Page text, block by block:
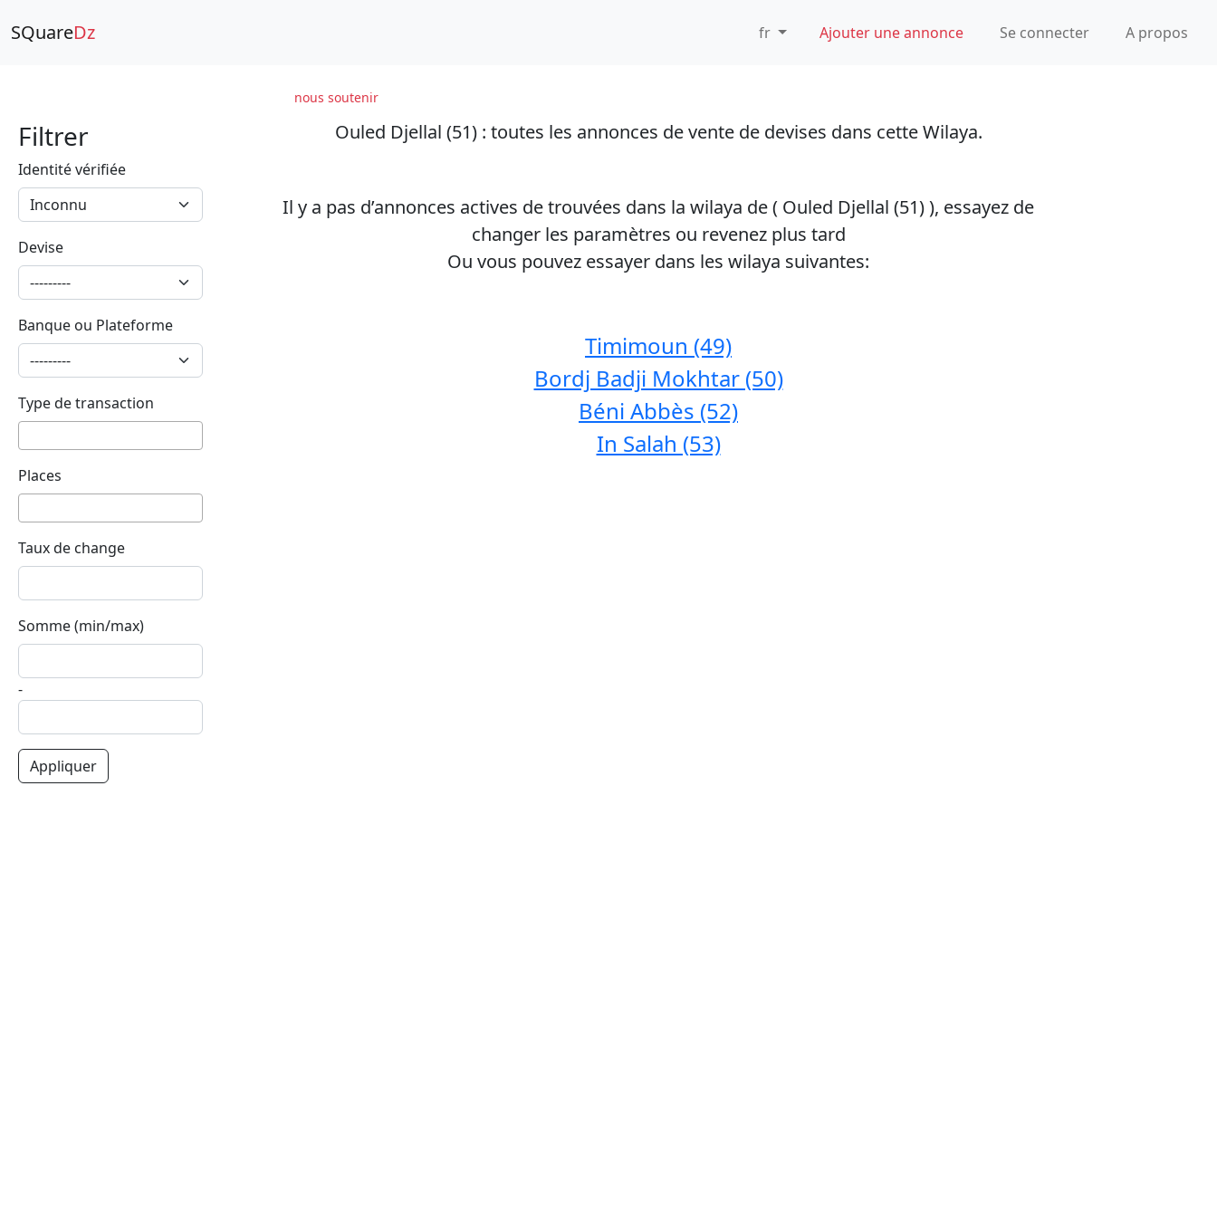
SQuareDz fr Ajouter une annonce Se connecter A propos
nous soutenir
Filtrer
Identité vérifiée
Devise
Banque ou Plateforme
Type de transaction
Places
Taux de change
Somme (min/max)
-
Ouled Djellal (51): toutes les annonces de vente de devises dans cette Wilaya.
Il y a pas d’annonces actives de trouvées dans la wilaya de ( Ouled Djellal (51)), essayez de
changer les paramètres ou revenez plus tard
Ou vous pouvez essayer dans les wilaya suivantes:
Timimoun (49)
Bordj Badji Mokhtar (50)
Béni Abbès (52)
In Salah (53)